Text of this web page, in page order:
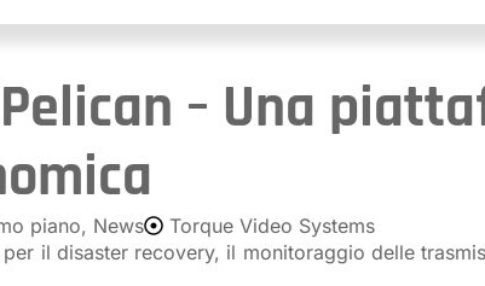
– Una
piano, News
Torque Video Systems
il disaster recovery, il monitoraggio delle